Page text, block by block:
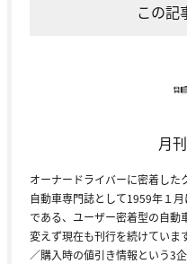
この記
月
オーナードライバーに密着した
自動車専門誌として1959年１
である、ユーザー密着型の自動
変えず現在も刊行を続けていま
／購入時の値引き情報という3